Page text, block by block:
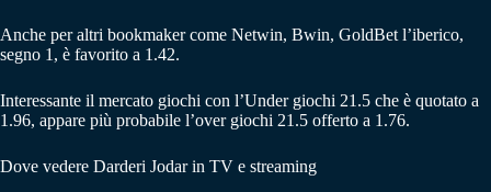
Anche per altri bookmaker come Netwin, Bwin, GoldBet l’iberico,
segno 1, è favorito a 1.42.
Interessante il mercato giochi con l’Under giochi 21.5 che è quotato a
1.96, appare più probabile l’over giochi 21.5 offerto a 1.76.
Dove vedere Darderi Jodar in TV e streaming